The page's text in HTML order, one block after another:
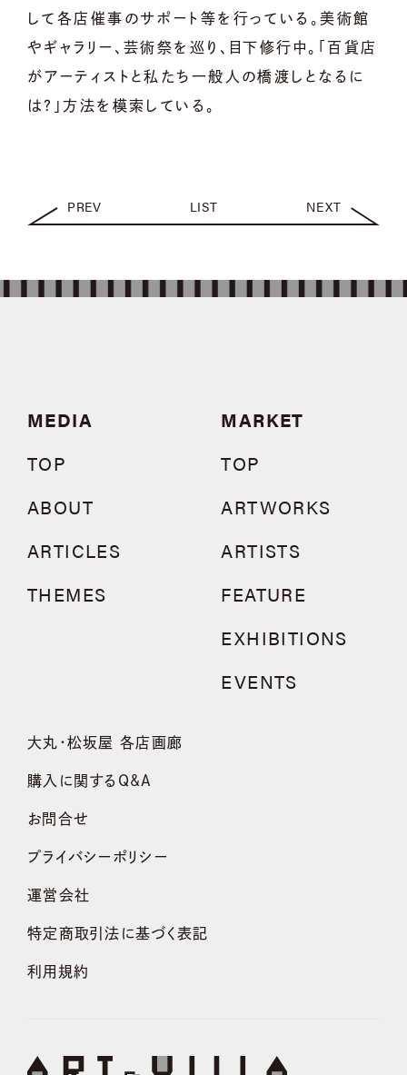
して各店催事のサポート等を行っている。美術館
やギャラリー、芸術祭を巡り、目下修行中。「百貨店
がアーティストと私たち一般人の橋渡しとなるに
は？」方法を模索している。
PREV LIST NEXT
MEDIA
TOP
ABOUT
ARTICLES
THEMES
MARKET
TOP
ARTWORKS
ARTISTS
FEATURE
EXHIBITIONS
EVENTS
大丸・松坂屋 各店画廊
購入に関するQ&A
お問合せ
プライバシーポリシー
運営会社
特定商取引法に基づく表記
利用規約